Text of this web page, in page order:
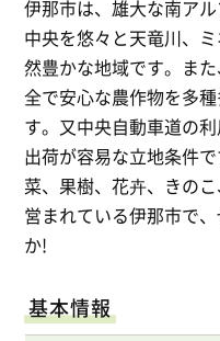
伊那市は、雄大な南ア
中央を悠々と天竜川、
然豊かな地域です。ま
全で安心な農作物を多
す。又中央自動車道の
出荷が容易な立地条件
菜、果樹、花卉、きの
営まれている伊那市で
か!
基本情報